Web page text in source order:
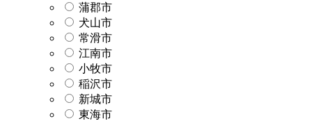
蒲郡市
犬山市
常滑市
江南市
小牧市
稲沢市
新城市
東海市